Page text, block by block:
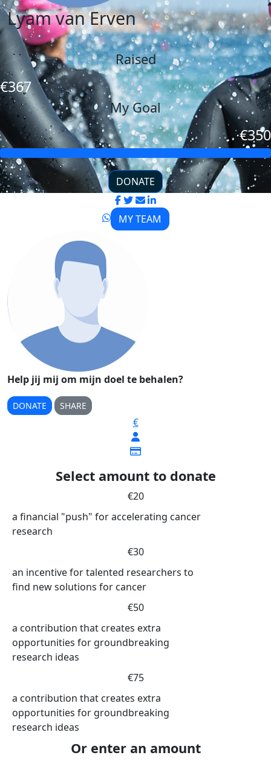
Lyam van Erven
Raised
€367
My Goal
€350
DONATE
MY TEAM
Help jij mij om mijn doel te behalen?
DONATE SHARE
€
Select amount to donate
€20
a financial "push" for accelerating cancer
research
€30
an incentive for talented researchers to
find new solutions for cancer
€50
a contribution that creates extra
opportunities for groundbreaking
research ideas
€75
a contribution that creates extra
opportunities for groundbreaking
research ideas
Or enter an amount